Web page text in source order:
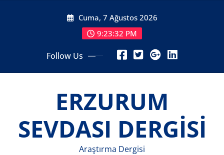
Cuma, 7 Ağustos 2026
9:23:34 PM
Follow Us
ERZURUM
SEVDASI DERGİSİ
Araştırma Dergisi